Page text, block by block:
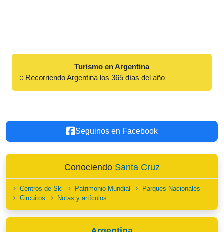
Turismo en Argentina
:: Recorriendo Argentina los 365 días del año
Seguinos en Facebook
Conociendo Santa Cruz
Centros de Ski Patrimonio Mundial
Parques Nacionales
Circuitos
Notas y artículos